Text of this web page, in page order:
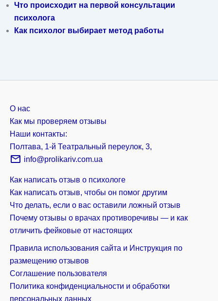
Что происходит на первой консультации
психолога
Как психолог выбирает метод работы
О нас
Как мы проверяем отзывы
Наши контакты:
Полтава, 1-й Театральный переулок, 3,
info@prolikariv.com.ua
Как написать отзыв о психологе
Как написать отзыв, чтобы он помог другим
Что делать, если о вас оставили ложный отзыв
Почему отзывы о врачах противоречивы — и как
отличить фейковые от настоящих
Правила использования сайта и Инструкция по
размещению отзывов
Соглашение пользователя
Политика конфиденциальности и обработки
персональных данных